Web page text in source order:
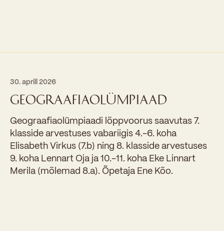
30. aprill 2026
GEOGRAAFIAOLÜMPIAAD
Geograafiaolümpiaadi lõppvoorus saavutas 7.
klasside arvestuses vabariigis 4.-6. koha
Elisabeth Virkus (7.b) ning 8. klasside arvestuses
9. koha Lennart Oja ja 10.-11. koha Eke Linnart
Merila (mõlemad 8.a). Õpetaja Ene Kõo.